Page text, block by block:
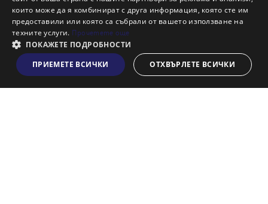
Виж на картата
Кариери
Кои сме ние?
Франчайз
Блог
Искаш ли да получаваш актуална информация за пазара
на недвижими имоти?
които може да я комбинират с друга информация, която сте им
предоставили или която са събрали от вашето използване на
техните услуги. Прочетете още
ПОКАЖЕТЕ ПОДРОБНОСТИ
ПРИЕМЕТЕ ВСИЧКИ
ОТХВЪРЛЕТЕ ВСИЧКИ